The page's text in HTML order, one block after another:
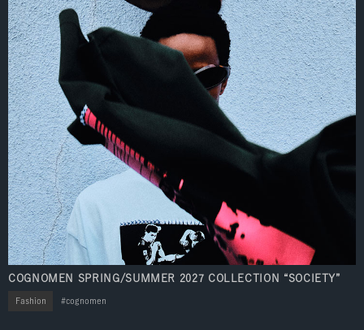
COGNOMEN SPRING/SUMMER 2027 COLLECTION “SOCIETY”
Fashion cognomen